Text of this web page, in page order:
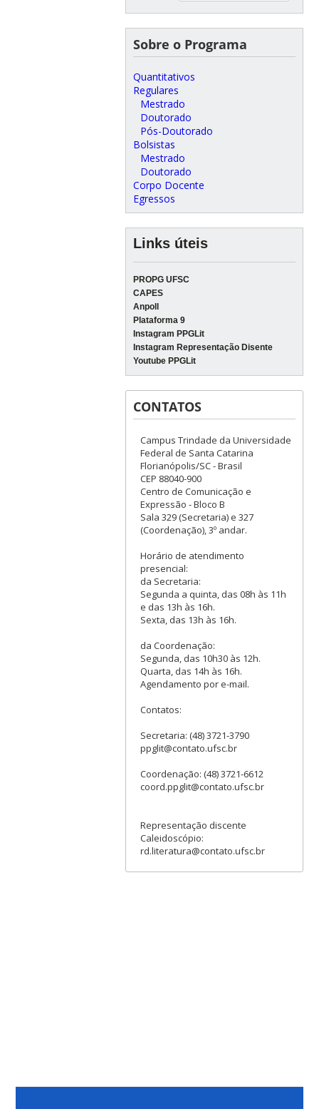
Sobre o Programa
Quantitativos
Regulares
Mestrado
Doutorado
Pós-Doutorado
Bolsistas
Mestrado
Doutorado
Corpo Docente
Egressos
Links úteis
PROPG UFSC
CAPES
Anpoll
Plataforma 9
Instagram PPGLit
Instagram Representação Disente
Youtube PPGLit
CONTATOS
Campus Trindade da Universidade
Federal de Santa Catarina
Florianópolis/SC - Brasil
CEP 88040-900
Centro de Comunicação e
Expressão - Bloco B
Sala 329 (Secretaria) e 327
(Coordenação), 3º andar.
Horário de atendimento
presencial:
da Secretaria:
Segunda a quinta, das 08h às 11h
e das 13h às 16h.
Sexta, das 13h às 16h.
da Coordenação:
Segunda, das 10h30 às 12h.
Quarta, das 14h às 16h.
Agendamento por e-mail.
Contatos:
Secretaria: (48) 3721-3790
ppglit@contato.ufsc.br
Coordenação: (48) 3721-6612
coord.ppglit@contato.ufsc.br
Representação discente
Caleidoscópio:
rd.literatura@contato.ufsc.br